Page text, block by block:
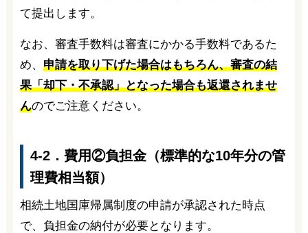
て提出します。
なお、審査手数料は審査にかかる手数料であるた
め、 申請を取り下げた場合はもちろん、審査の結
果「却下・不承認」となった場合も返還されませ
んのでご注意ください。
4-2．費用②負担金（標準的な10年分の管
理費相当額）
相続土地国庫帰属制度の申請が承認された時点
で、負担金の納付が必要となります。